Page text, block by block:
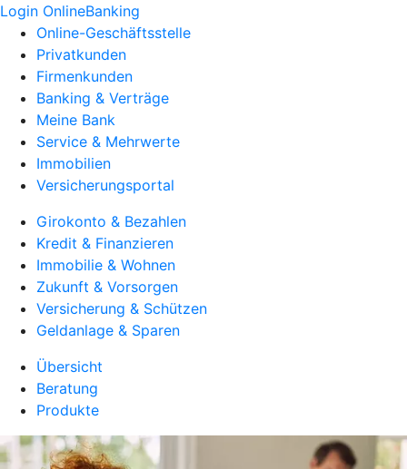
Login OnlineBanking
Online-Geschäftsstelle
Privatkunden
Firmenkunden
Banking & Verträge
Meine Bank
Service & Mehrwerte
Immobilien
Versicherungsportal
Girokonto & Bezahlen
Kredit & Finanzieren
Immobilie & Wohnen
Zukunft & Vorsorgen
Versicherung & Schützen
Geldanlage & Sparen
Übersicht
Beratung
Produkte